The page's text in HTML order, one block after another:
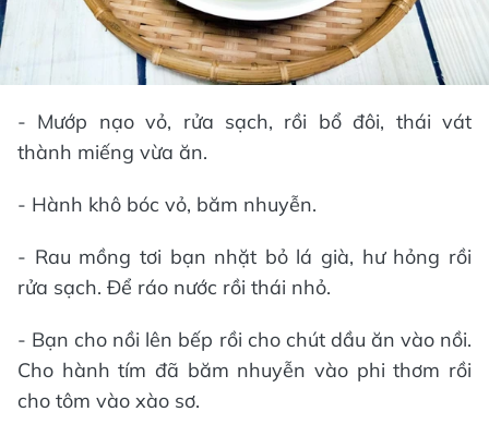
- Mướp nạo vỏ, rửa sạch, rồi bổ đôi, thái vát
thành miếng vừa ăn.
- Hành khô bóc vỏ, băm nhuyễn.
- Rau mồng tơi bạn nhặt bỏ lá già, hư hỏng rồi
rửa sạch. Để ráo nước rồi thái nhỏ.
- Bạn cho nồi lên bếp rồi cho chút dầu ăn vào nồi.
Cho hành tím đã băm nhuyễn vào phi thơm rồi
cho tôm vào xào sơ.